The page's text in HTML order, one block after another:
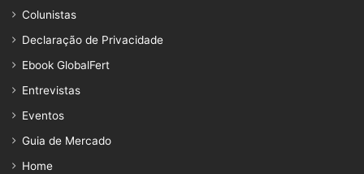
Colunistas
Declaração de Privacidade
Ebook GlobalFert
Entrevistas
Eventos
Guia de Mercado
Home